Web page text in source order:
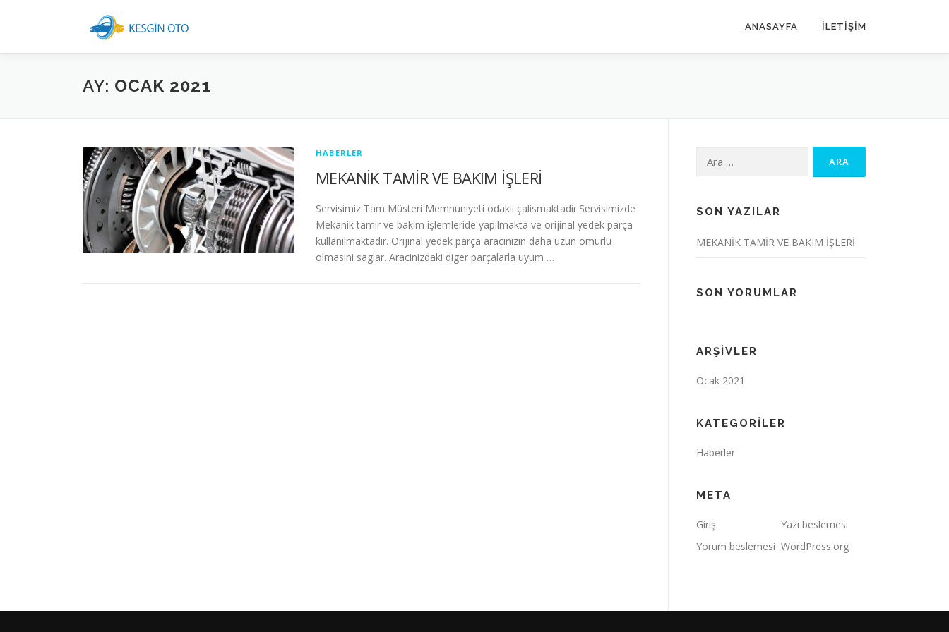
ANASAYFA ILETIŞIM
AY: OCAK 2021
HABERLER
MEKANİK TAMİR VE BAKIM İŞLERİ
Servisimiz Tam Müsteri Memnuniyeti odakli çalismaktadir.Servisimizde
Mekanik tamir ve bakım işlemleride yapılmakta ve orijinal yedek parça
kullanilmaktadir. Orijinal yedek parça aracinizin daha uzun ömürlü
olmasini saglar. Aracinizdaki diger parçalarla uyum …
SON YAZILAR
MEKANİK TAMİR VE BAKIM İŞLERİ
SON YORUMLAR
ARŞIVLER
Ocak 2021
KATEGORILER
Haberler
META
Giriş
Yazı beslemesi
Yorum beslemesi WordPress.org